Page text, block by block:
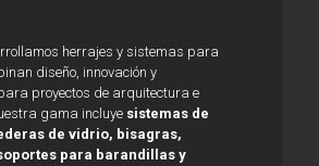
herrajes y sistemas para
diseño, innovación y
proyectos de arquitectura e
gama incluye sistemas de
de vidrio, bisagras,
para barandillas y